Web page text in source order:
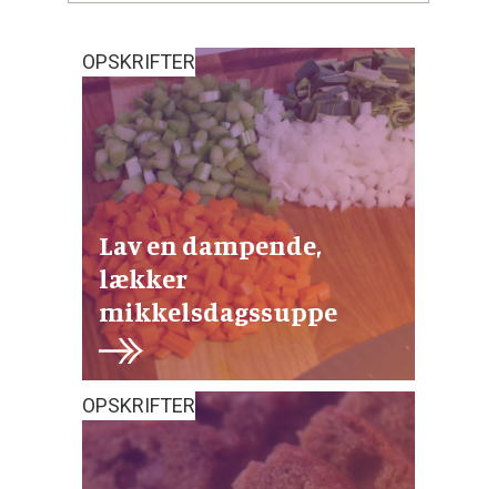
OPSKRIFTER
Lav en dampende,
lækker
mikkelsdagssuppe
OPSKRIFTER